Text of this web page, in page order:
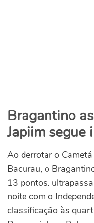
Bragantino
Japiim segue
Ao derrotar o
Bacurau, o
13 pontos,
noite com o
classificação às